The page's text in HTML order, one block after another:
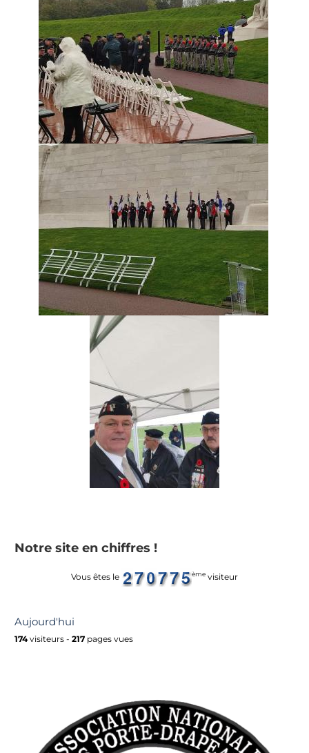
Notre site en chiffres !
Vous êtes le ème visiteur
Aujourd'hui
174visiteurs - 217 pages vues